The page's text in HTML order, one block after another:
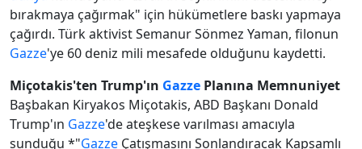
bırakmaya çağırmak" için hükümetlere baskı yapmaya
çağırdı. Türk aktivist Semanur Sönmez Yaman, filonun
Gazze'ye 60 deniz mili mesafede olduğunu kaydetti.
Miçotakis'ten Trump'ın Gazze Planına Memnuniyet
Başbakan Kiryakos Miçotakis, ABD Başkanı Donald
Trump'ın Gazze'de ateşkese varılması amacıyla
sunduğu *"Gazze Çatışmasını Sonlandıracak Kapsamlı